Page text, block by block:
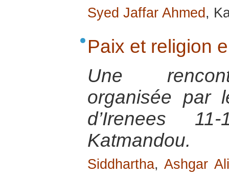
Syed Jaffar Ahmed ,
Paix et religion
Une
organisée par
d’Irenees
Katmandou.
Siddhartha,Ashgar